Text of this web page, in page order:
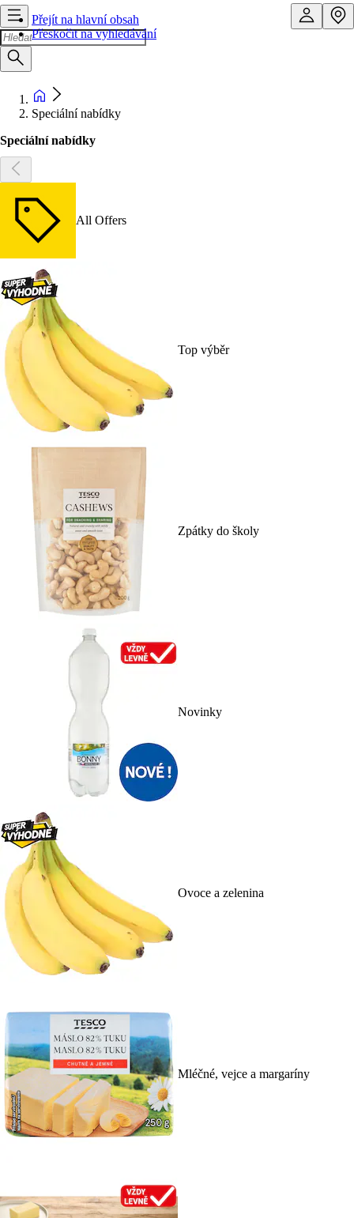
Přejít na hlavní obsah
Přeskočit na vyhledávání
Speciální nabídky
Speciální nabídky
All Offers
Top výběr
Zpátky do školy
Novinky
Ovoce a zelenina
Mléčné, vejce a margaríny